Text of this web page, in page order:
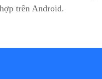
trên Android.